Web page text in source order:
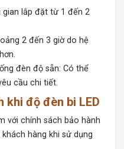
gian lắp đặt từ 1 đến 2
2 đến 3 giờ do hệ
đèn độ sẵn: Có thể
cầu chi tiết.
khi độ đèn bi LED
với chính sách bảo hành
hàng khi sử dụng